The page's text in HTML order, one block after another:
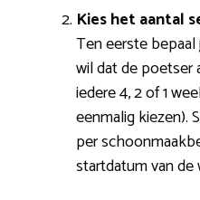
Kies het aantal
Ten eerste
wil dat de poetser
iedere 4, 2 of 1
eenmalig kiezen).
per
startdatum van de